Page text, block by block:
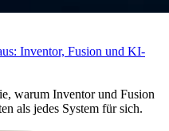
Inventor, Fusion und KI-
warum Inventor und Fusion
als jedes System für sich.